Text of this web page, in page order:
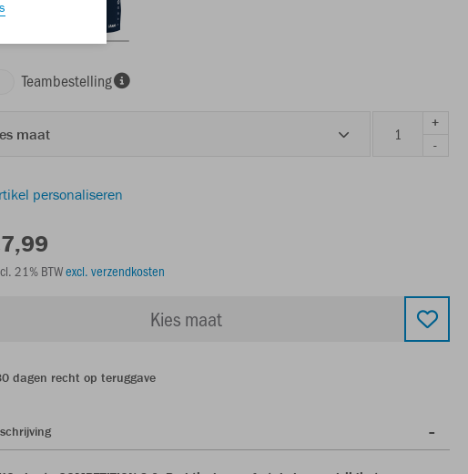
Teambestelling
maat
+
-
personaliseren
21% BTWexcl. verzendkosten
Kies maat
dagen recht op teruggave